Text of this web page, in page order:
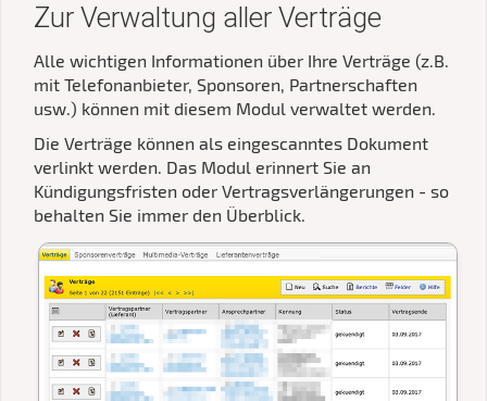
Zur Verwaltung aller Verträge
Alle wichtigen Informationen über Ihre Verträge (z.B.
mit Telefonanbieter, Sponsoren, Partnerschaften
usw.) können mit diesem Modul verwaltet werden.
Die Verträge können als eingescanntes Dokument
verlinkt werden. Das Modul erinnert Sie an
Kündigungsfristen oder Vertragsverlängerungen - so
behalten Sie immer den Überblick.